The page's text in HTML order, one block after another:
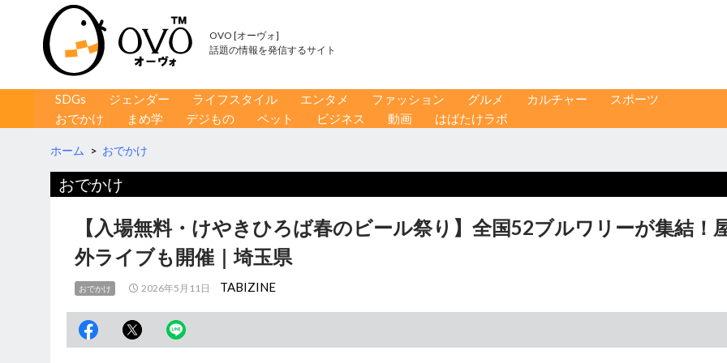
OVO [オーヴォ]
話題の情報を発信するサイト
コンテンツへ移動
SDGs ジェンダー ライフスタイル エンタメ ファッション グルメ カルチャー
スポーツ
おでかけ
まめ学 デジもの ペット ビジネス 動画 はばたけラボ
ホーム > おでかけ
おでかけ
【入場無料・けやきひろば春のビール祭り】全国52ブルワリーが集結！
外ライブも開催｜埼玉県
おでかけ 2026年5月11日 TABIZINE